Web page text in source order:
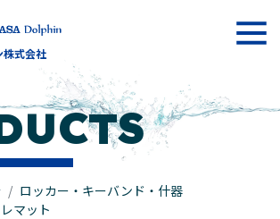
ション
株式会社
ロッカー・キーバンド・什器
マット